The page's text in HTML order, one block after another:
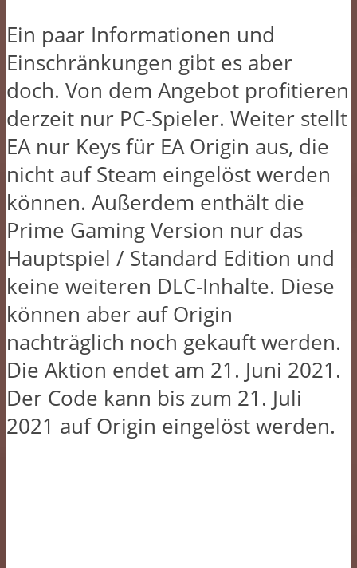
Ein paar Informationen und
Einschränkungen gibt es aber
doch. Von dem Angebot profitieren
derzeit nur PC-Spieler. Weiter stellt
EA nur Keys für EA Origin aus, die
nicht auf Steam eingelöst werden
können. Außerdem enthält die
Prime Gaming Version nur das
Hauptspiel / Standard Edition und
keine weiteren DLC-Inhalte. Diese
können aber auf Origin
nachträglich noch gekauft werden.
Die Aktion endet am 21. Juni 2021.
Der Code kann bis zum 21. Juli
2021 auf Origin eingelöst werden.